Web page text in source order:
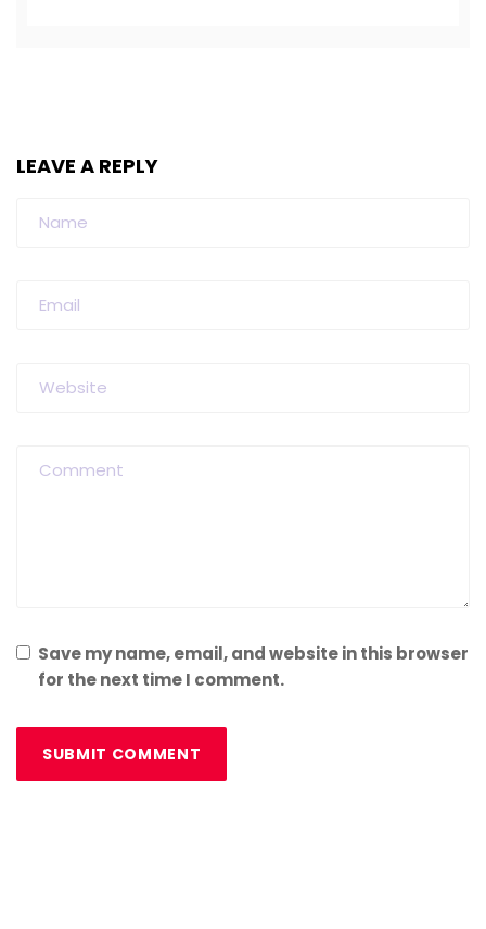
LEAVE A REPLY
Save my name, email, and website in this browser
for the next time I comment.